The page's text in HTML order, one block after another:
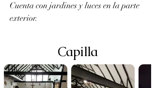
Cuenta con jardines y luces en la parte
exterior.
Capilla